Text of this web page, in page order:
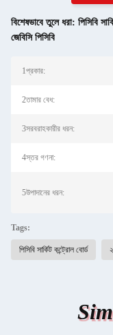
বিশেষভাবে তুলে ধরা: পিসিবি
জেবিসি পিসিবি
1প্রকার:
2তামার বেধ:
3সরবরাহকারীর ধরন:
4স্তর গণনা:
5উপাদানের ধরন:
Tags:
পিসিবি সার্কিট কন্ট্রোল বোর্ড